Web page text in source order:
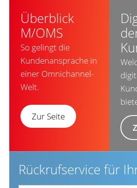
Überblick
M/OMS
So gelingt die
Kundenansprache in
einer Omnichannel-
Welt.
Zur Seite
Rückrufservice für